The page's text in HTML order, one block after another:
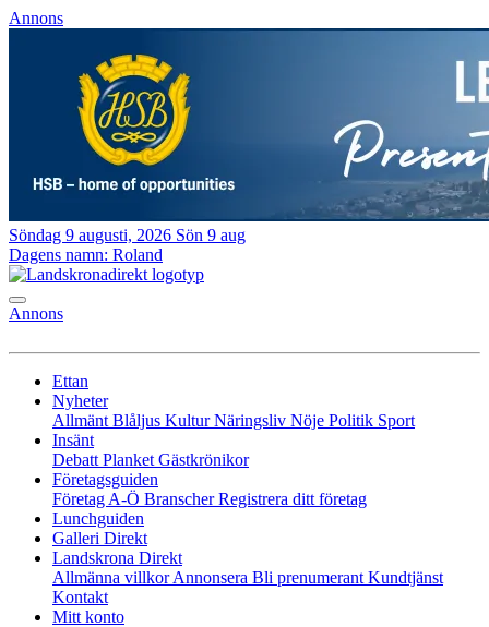
Annons
Söndag 9 augusti, 2026 Sön 9 aug
Dagens namn: Roland
Annons
Ettan
Nyheter
Allmänt Blåljus KulturNäringsliv Nöje Politik Sport
Insänt
Debatt Planket Gästkrönikor
Företagsguiden
Företag A-Ö BranscherRegistrera ditt företag
Lunchguiden
Galleri Direkt
Landskrona Direkt
Allmänna villkorAnnonsera Bli prenumerant Kundtjänst
Kontakt
Mitt konto